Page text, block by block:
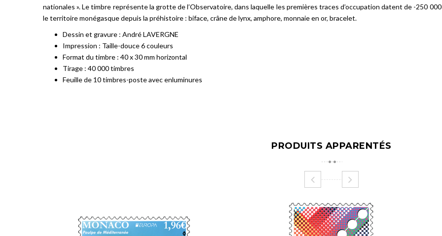
nationales ». Le timbre représente la grotte de l’Observatoire, dans laquelle les premières traces d’occupation datent de -250
le territoire monégasque depuis la préhistoire : biface, crâne de lynx, amphore, monnaie en or, bracelet.
Dessin et gravure : André LAVERGNE
Impression : Taille-douce 6 couleurs
Format du timbre : 40 x 30 mm horizontal
Tirage : 40 000 timbres
Feuille de 10 timbres-poste avec enluminures
PRODUITS APPARENTÉS